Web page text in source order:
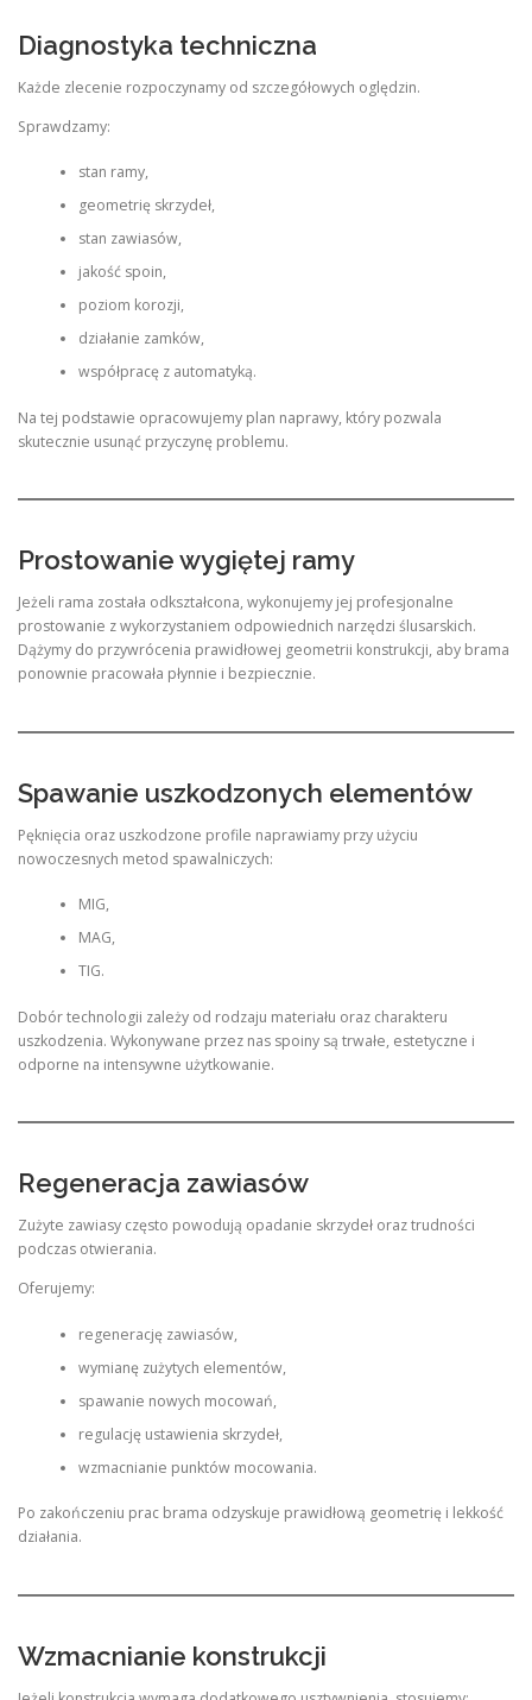
Diagnostyka techniczna
Każde zlecenie rozpoczynamy od szczegółowych oględzin.
Sprawdzamy:
stan ramy,
geometrię skrzydeł,
stan zawiasów,
jakość spoin,
poziom korozji,
działanie zamków,
współpracę z automatyką.
Na tej podstawie opracowujemy plan naprawy, który pozwala
skutecznie usunąć przyczynę problemu.
Prostowanie wygiętej ramy
Jeżeli rama została odkształcona, wykonujemy jej profesjonalne
prostowanie z wykorzystaniem odpowiednich narzędzi ślusarskich.
Dążymy do przywrócenia prawidłowej geometrii konstrukcji, aby brama
ponownie pracowała płynnie i bezpiecznie.
Spawanie uszkodzonych elementów
Pęknięcia oraz uszkodzone profile naprawiamy przy użyciu
nowoczesnych metod spawalniczych:
MIG,
MAG,
TIG.
Dobór technologii zależy od rodzaju materiału oraz charakteru
uszkodzenia. Wykonywane przez nas spoiny są trwałe, estetyczne i
odporne na intensywne użytkowanie.
Regeneracja zawiasów
Zużyte zawiasy często powodują opadanie skrzydeł oraz trudności
podczas otwierania.
Oferujemy:
regenerację zawiasów,
wymianę zużytych elementów,
spawanie nowych mocowań,
regulację ustawienia skrzydeł,
wzmacnianie punktów mocowania.
Po zakończeniu prac brama odzyskuje prawidłową geometrię i lekkość
działania.
Wzmacnianie konstrukcji